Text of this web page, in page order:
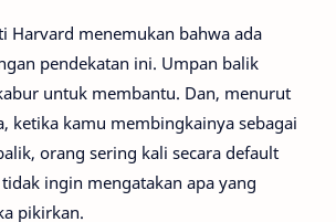
Harvard menemukan bahwa ada
pendekatan ini. Umpan balik
untuk membantu. Dan, menurut
ketika kamu membingkainya sebagai
orang sering kali secara default
ingin mengatakan apa yang
pikirkan.